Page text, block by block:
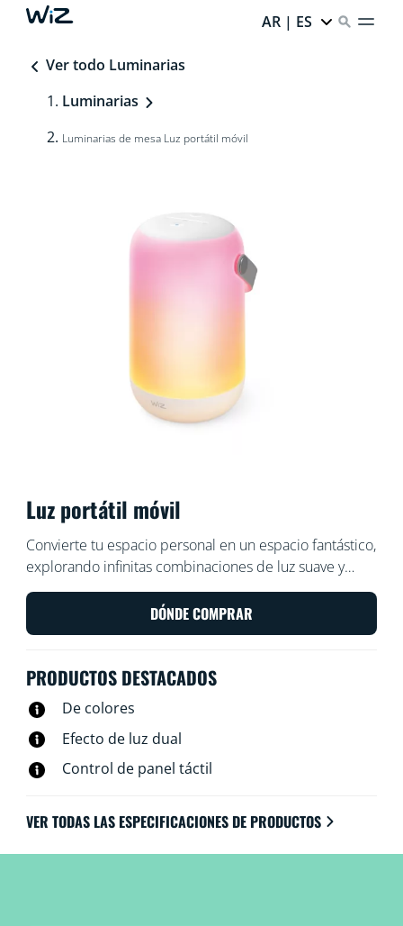
AR | ES
Ver todo Luminarias
Luminarias
Luminarias de mesa Luz portátil móvil
Luz portátil móvil
Convierte tu espacio personal en un espacio fantástico,
explorando infinitas combinaciones de luz suave y
degradados coloridos. Lleva la iluminación LED móvil a
cualquier lugar dentro o incluso fuera de tu casa y haz
que tu rincón acogedor sea realmente atractivo.
DÓNDE COMPRAR
PRODUCTOS DESTACADOS
De colores
Efecto de luz dual
Control de panel táctil
VER TODAS LAS ESPECIFICACIONES DE PRODUCTOS